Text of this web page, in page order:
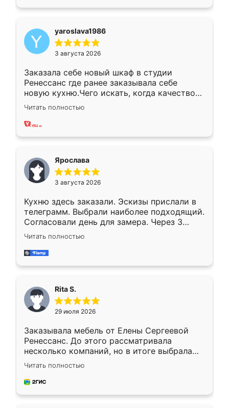
yaroslava1986
3 августа 2026
Заказала себе новый шкаф в студии
Ренессанс где ранее заказывала себе
новую кухню.Чего искать, когда качеством
вполне довольна. Служит кухня уже почти
два года, нареканий нет.
Читать полностью
Ярослава
3 августа 2026
Кухню здесь заказали. Эскизы прислали в
телеграмм. Выбрали наиболее подходящий.
Согласовали день для замера. Через 3
недели кухня была уже готова. Остались
довольны работой. Спасибо Ренессанс
мебель за качественную работу!
Читать полностью
Rita S.
29 июля 2026
Заказывала мебель от Елены Сергеевой
Ренессанс. До этого рассматривала
несколько компаний, но в итоге выбрала
эту. Сначала обговорили условия, потом
приехал замерщик, всё спокойно объяснил
и снял размеры. Изготовили в срок, с
Читать полностью